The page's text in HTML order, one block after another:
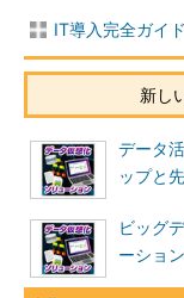
IT導入完全ガイ
新し
データ
ップと
ビッグ
ーショ